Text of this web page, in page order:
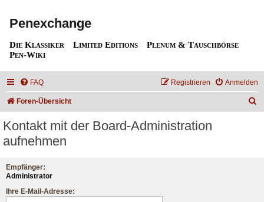
Penexchange
Die Klassiker Limited Editions
Plenum & Tauschbörse
Pen-Wiki
FAQ Anmelden
Registrieren
Foren-Übersicht
Kontakt mit der Board-Administration
aufnehmen
Empfänger:
Administrator
Ihre E-Mail-Adresse: